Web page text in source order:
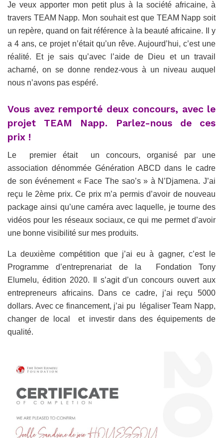
Je veux apporter mon petit plus à la société africaine, à
travers TEAM Napp. Mon souhait est que TEAM Napp soit
un repère, quand on fait référence à la beauté africaine. Il y
a 4 ans, ce projet n’était qu’un rêve. Aujourd’hui, c’est une
réalité. Et je sais qu’avec l’aide de Dieu et un travail
acharné, on se donne rendez-vous à un niveau auquel
nous n’avons pas espéré.
Vous avez remporté deux concours, avec le
projet TEAM Napp. Parlez-nous de ces
prix !
Le premier était un concours, organisé par une
association dénommée Génération ABCD dans le cadre
de son événement « Face The sao’s » à N’Djamena. J’ai
reçu le 2ème prix. Ce prix m’a permis d’avoir de nouveau
package ainsi qu’une caméra avec laquelle, je tourne des
vidéos pour les réseaux sociaux, ce qui me permet d’avoir
une bonne visibilité sur mes produits.
La deuxième compétition que j’ai eu à gagner, c’est le
Programme d’entreprenariat de la Fondation Tony
Elumelu, édition 2020. Il s’agit d’un concours ouvert aux
entrepreneurs africains. Dans ce cadre, j’ai reçu 5000
dollars. Avec ce financement, j’ai pu légaliser Team Napp,
changer de local et investir dans des équipements de
qualité.